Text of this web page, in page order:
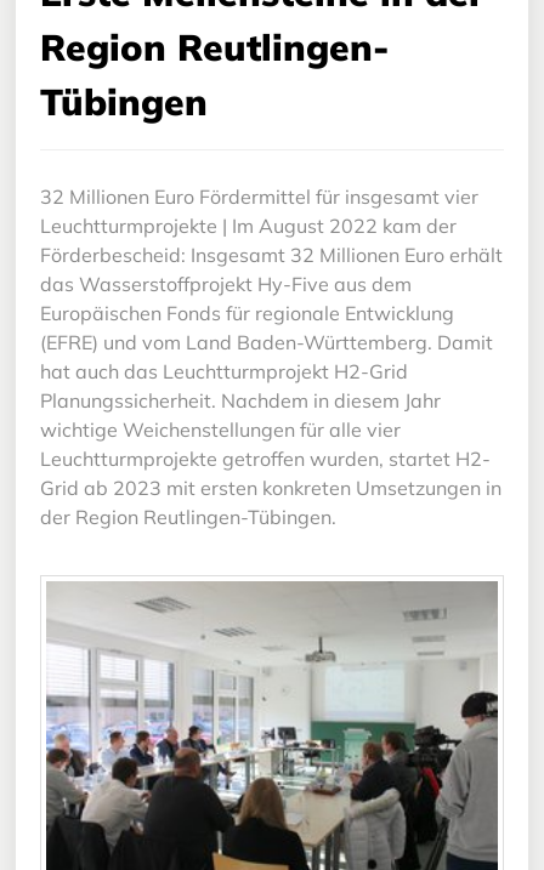
Region Reutlingen-
Tübingen
32 Millionen Euro Fördermittel für insgesamt vier
Leuchtturmprojekte | Im August 2022 kam der
Förderbescheid: Insgesamt 32 Millionen Euro erhält
das Wasserstoffprojekt Hy-Five aus dem
Europäischen Fonds für regionale Entwicklung
(EFRE) und vom Land Baden-Württemberg. Damit
hat auch das Leuchtturmprojekt H2-Grid
Planungssicherheit. Nachdem in diesem Jahr
wichtige Weichenstellungen für alle vier
Leuchtturmprojekte getroffen wurden, startet H2-
Grid ab 2023 mit ersten konkreten Umsetzungen in
der Region Reutlingen-Tübingen.